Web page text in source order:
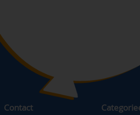
Contact